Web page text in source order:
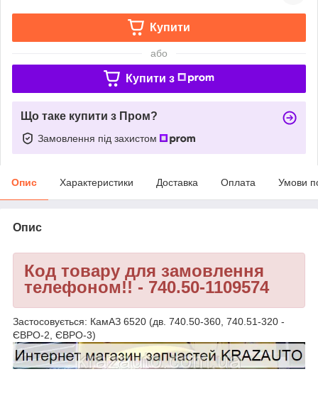
Купити
або
Купити з
Що таке купити з Пром?
Замовлення під захистом
Опис Характеристики Доставка Оплата Умови
Опис
Код товару для замовлення
телефоном!! - 740.50-1109574
Застосовується: КамАЗ 6520 (дв. 740.50-360, 740.51-320 -
ЄВРО-2, ЄВРО-3)